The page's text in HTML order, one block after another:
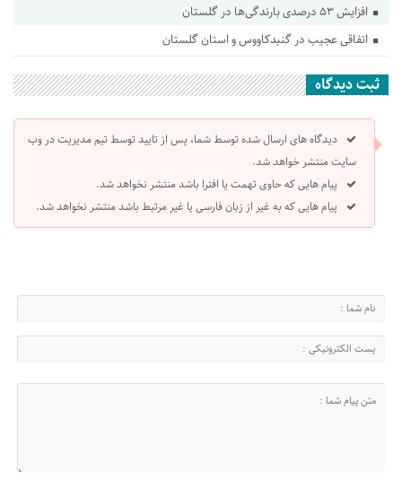
افزایش ۵۳ درصدی بارندگی‌ها در گلستان
اتفاقی عجیب در‌ گنبدکاووس و استان گلستان
ثبت دیدگاه
دیدگاه های ارسال شده توسط شما، پس از تایید توسط تیم مدیریت در وب
سایت منتشر خواهد شد.
پیام هایی که حاوی تهمت یا افترا باشد منتشر نخواهد شد.
پیام هایی که به غیر از زبان فارسی یا غیر مرتبط باشد منتشر نخواهد شد.